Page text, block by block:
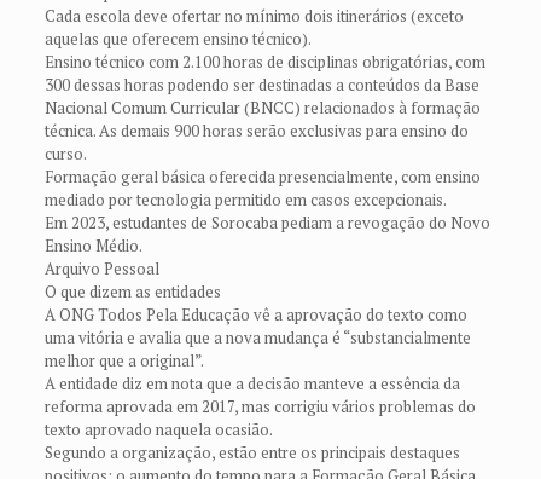
Cada escola deve ofertar no mínimo dois itinerários (exceto
aquelas que oferecem ensino técnico).
Ensino técnico com 2.100 horas de disciplinas obrigatórias, com
300 dessas horas podendo ser destinadas a conteúdos da Base
Nacional Comum Curricular (BNCC) relacionados à formação
técnica. As demais 900 horas serão exclusivas para ensino do
curso.
Formação geral básica oferecida presencialmente, com ensino
mediado por tecnologia permitido em casos excepcionais.
Em 2023, estudantes de Sorocaba pediam a revogação do Novo
Ensino Médio.
Arquivo Pessoal
O que dizem as entidades
A ONG Todos Pela Educação vê a aprovação do texto como
uma vitória e avalia que a nova mudança é “substancialmente
melhor que a original”.
A entidade diz em nota que a decisão manteve a essência da
reforma aprovada em 2017, mas corrigiu vários problemas do
texto aprovado naquela ocasião.
Segundo a organização, estão entre os principais destaques